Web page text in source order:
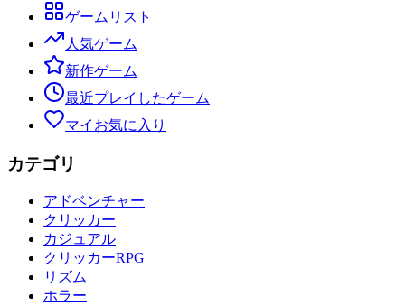
ゲームリスト
人気ゲーム
新作ゲーム
最近プレイしたゲーム
マイお気に入り
カテゴリ
アドベンチャー
クリッカー
カジュアル
クリッカーRPG
リズム
ホラー